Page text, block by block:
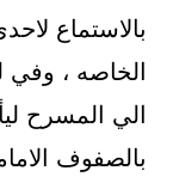
بالاستماع
الخاصه ، وفي
الي المسرح
بالصفوف